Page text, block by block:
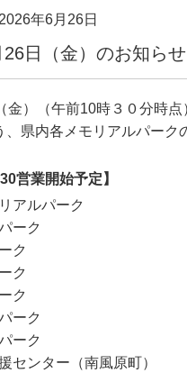
2026年6月26日
26日（金）のお知らせ
金）（午前10時３０分時点
、県内各メモリアルパーク
営業開始予定】
アルパーク
ーク
ク
ク
ク
ーク
ーク
センター（南風原町）